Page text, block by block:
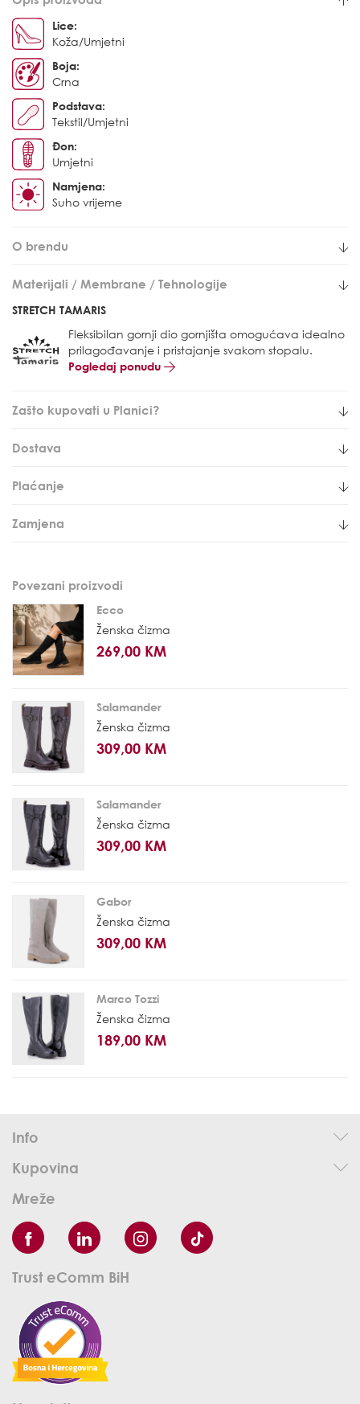
Lice:
Koža/Umjetni
Boja:
Crna
Podstava:
Tekstil/Umjetni
Đon:
Umjetni
Namjena:
Suho vrijeme
O brendu
Materijali / Membrane / Tehnologije
STRETCH TAMARIS
Fleksibilan gornji dio gornjišta omogućava idealno
prilagođavanje i pristajanje svakom stopalu.
Pogledaj ponudu
Zašto kupovati u Planici?
Dostava
Plaćanje
Zamjena
Povezani proizvodi
Ecco
Ženska čizma
269,00 KM
Salamander
Ženska čizma
309,00 KM
Salamander
Ženska čizma
309,00 KM
Gabor
Ženska čizma
309,00 KM
Marco Tozzi
Ženska čizma
189,00 KM
Info
Kupovina
Mreže
Trust eComm BiH